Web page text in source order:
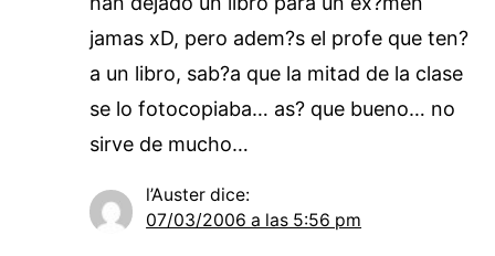
jamas xD, pero adem?s el profe que ten?
a un libro, sab?a que la mitad de la clase
se lo fotocopiaba… as? que bueno… no
sirve de mucho…
l’Auster dice:
07/03/2006 a las 5:56 pm